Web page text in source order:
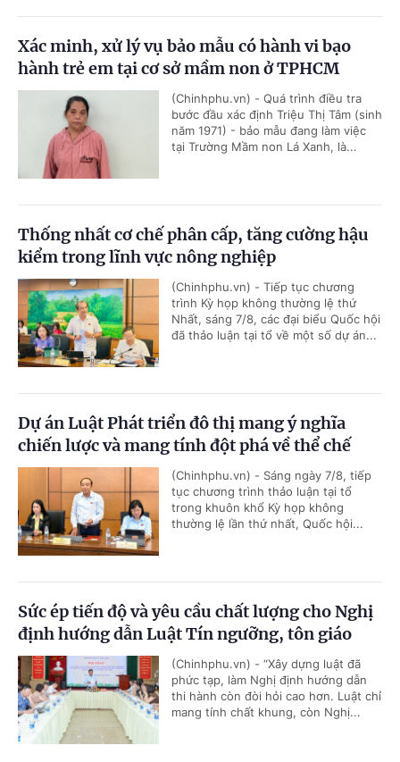
Xác minh, xử lý vụ bảo mẫu có hành vi bạo
hành trẻ em tại cơ sở mầm non ở TPHCM
(Chinhphu.vn) - Quá trình điều tra
bước đầu xác định Triệu Thị Tâm (sinh
năm 1971) - bảo mẫu đang làm việc
tại Trường Mầm non Lá Xanh, là...
Thống nhất cơ chế phân cấp, tăng cường hậu
kiểm trong lĩnh vực nông nghiệp
(Chinhphu.vn) - Tiếp tục chương
trình Kỳ họp không thường lệ thứ
Nhất, sáng 7/8, các đại biểu Quốc hội
đã thảo luận tại tổ về một số dự án...
Dự án Luật Phát triển đô thị mang ý nghĩa
chiến lược và mang tính đột phá về thể chế
(Chinhphu.vn) - Sáng ngày 7/8, tiếp
tục chương trình thảo luận tại tổ
trong khuôn khổ Kỳ họp không
thường lệ lần thứ nhất, Quốc hội...
Sức ép tiến độ và yêu cầu chất lượng cho Nghị
định hướng dẫn Luật Tín ngưỡng, tôn giáo
(Chinhphu.vn) - “Xây dựng luật đã
phức tạp, làm Nghị định hướng dẫn
thi hành còn đòi hỏi cao hơn. Luật chỉ
mang tính chất khung, còn Nghị...